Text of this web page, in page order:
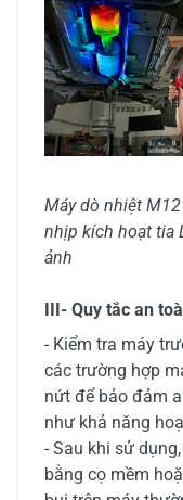
Máy dò nhiệt
nhịp kích hoạt tia
ảnh
III- Quy tắc an
- Kiểm tra máy
các trường hợp
nứt để bảo đảm
như khả năng
- Sau khi sử
bằng cọ mềm